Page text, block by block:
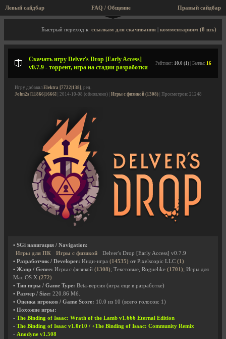
Левый сайдбар Правый сайдбар
FAQ / Общение
Описание игры, торрент, скриншоты, видео
Быстрый переход к: ссылкам для скачивания комментариям (8 шт.)
Скачать игру Delver's Drop [Early Access]
v0.7.9 - торрент, игра на стадии разработки
Рейтинг: 10.0 (1) | Баллы: 16
Игру добавил Elektra [7722|138], ред.
John2s [11866|1666] | 2014-10-08 (обновлено) | Игры с физикой (1308) | Просмотров: 21248
• SGi навигация / Navigation:
Игры для ПК
Игры с физикой
Delver's Drop [Early Access] v0.7.9
• Разработчик / Developer: Инди-игра (14535) от Pixelscopic LLC (1)
• Жанр / Genre: Игры с физикой (1308); Текстовые, Roguelike (1701); Игры для
Mac OS X (272)
• Тип игры / Game Type: Beta-версия (игра еще в разработке)
• Размер / Size: 220.86 Мб.
• Оценка игроков / Game Score: 10.0 из 10 (всего голосов: 1 )
• Похожие игры:
- The Binding of Isaac: Wrath of the Lamb v1.666 Eternal Edition
- The Binding of Isaac v1.0r10 / +The Binding of Isaac: Community Remix
- Anodyne v1.508